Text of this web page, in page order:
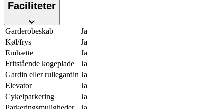
Faciliteter
Garderobeskab
Ja
Køl/frys
Ja
Emhætte
Ja
Fritstående kogeplade
Ja
Gardin eller rullegardin Ja
Elevator
Ja
Cykelparkering
Ja
Parkeringsmuligheder
Ja